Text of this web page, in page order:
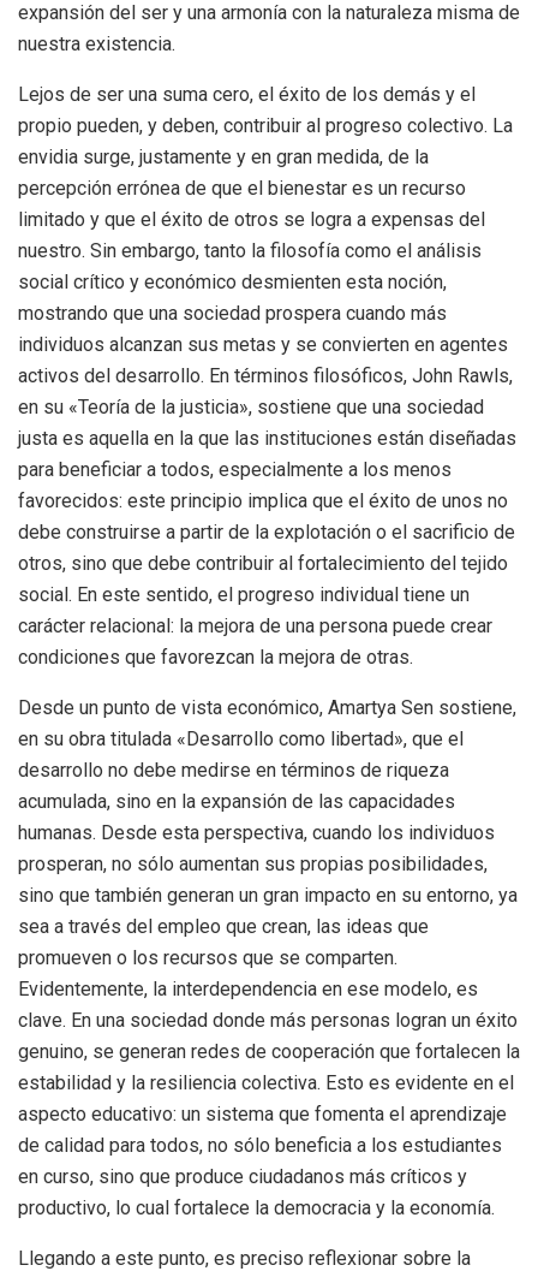
expansión del ser y una armonía con la naturaleza misma de
nuestra existencia.
Lejos de ser una suma cero, el éxito de los demás y el
propio pueden, y deben, contribuir al progreso colectivo. La
envidia surge, justamente y en gran medida, de la
percepción errónea de que el bienestar es un recurso
limitado y que el éxito de otros se logra a expensas del
nuestro. Sin embargo, tanto la filosofía como el análisis
social crítico y económico desmienten esta noción,
mostrando que una sociedad prospera cuando más
individuos alcanzan sus metas y se convierten en agentes
activos del desarrollo. En términos filosóficos, John Rawls,
en su «Teoría de la justicia», sostiene que una sociedad
justa es aquella en la que las instituciones están diseñadas
para beneficiar a todos, especialmente a los menos
favorecidos: este principio implica que el éxito de unos no
debe construirse a partir de la explotación o el sacrificio de
otros, sino que debe contribuir al fortalecimiento del tejido
social. En este sentido, el progreso individual tiene un
carácter relacional: la mejora de una persona puede crear
condiciones que favorezcan la mejora de otras.
Desde un punto de vista económico, Amartya Sen sostiene,
en su obra titulada «Desarrollo como libertad», que el
desarrollo no debe medirse en términos de riqueza
acumulada, sino en la expansión de las capacidades
humanas. Desde esta perspectiva, cuando los individuos
prosperan, no sólo aumentan sus propias posibilidades,
sino que también generan un gran impacto en su entorno, ya
sea a través del empleo que crean, las ideas que
promueven o los recursos que se comparten.
Evidentemente, la interdependencia en ese modelo, es
clave. En una sociedad donde más personas logran un éxito
genuino, se generan redes de cooperación que fortalecen la
estabilidad y la resiliencia colectiva. Esto es evidente en el
aspecto educativo: un sistema que fomenta el aprendizaje
de calidad para todos, no sólo beneficia a los estudiantes
en curso, sino que produce ciudadanos más críticos y
productivo, lo cual fortalece la democracia y la economía.
Llegando a este punto, es preciso reflexionar sobre la